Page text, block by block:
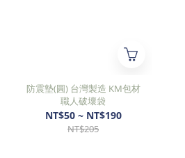
防震墊(圓) 台灣製造 KM包材
職人破壞袋
NT$50 ~ NT$190
NT$205